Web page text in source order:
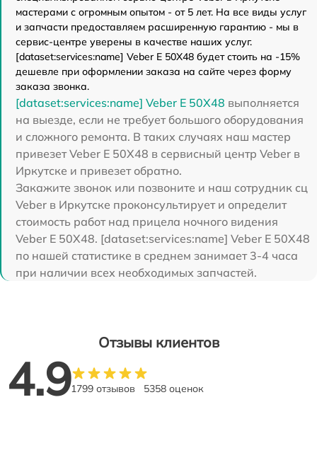
мастерами с огромным опытом - от 5 лет. На все виды услуг
и запчасти предоставляем расширенную гарантию - мы в
сервис-центре уверены в качестве наших услуг.
[dataset:services:name] Veber E 50X48 будет стоить на -15%
дешевле при оформлении заказа на сайте через форму
заказа звонка.
[dataset:services:name] Veber E 50X48 выполняется
на выезде, если не требует большого оборудования
и сложного ремонта. В таких случаях наш мастер
привезет Veber E 50X48 в сервисный центр Veber в
Иркутске и привезет обратно.
Закажите звонок или позвоните и наш сотрудник сц
Veber в Иркутске проконсультирует и определит
стоимость работ над прицела ночного видения
Veber E 50X48. [dataset:services:name] Veber E 50X48
по нашей статистике в среднем занимает 3-4 часа
при наличии всех необходимых запчастей.
Отзывы клиентов
4.91799 отзывов 5358 оценок